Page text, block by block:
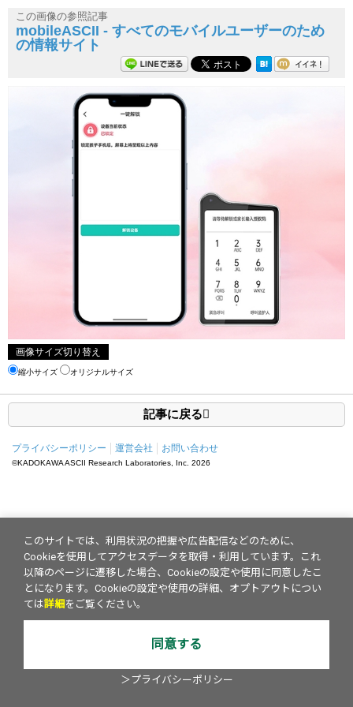
この画像の参照記事
mobileASCII - すべてのモバイルユーザーのため
の情報サイト
画像サイズ切り替え
縮小サイズ オリジナルサイズ
記事に戻る
プライバシーポリシー 運営会社 お問い合わせ
©KADOKAWA ASCII Research Laboratories, Inc. 2026
このサイトでは、利用状況の把握や広告配信などのために、
Cookieを使用してアクセスデータを取得・利用しています。これ
以降のページに遷移した場合、Cookieの設定や使用に同意したこ
とになります。Cookieの設定や使用の詳細、オプトアウトについ
ては詳細 をご覧ください。
同意する
＞プライバシーポリシー